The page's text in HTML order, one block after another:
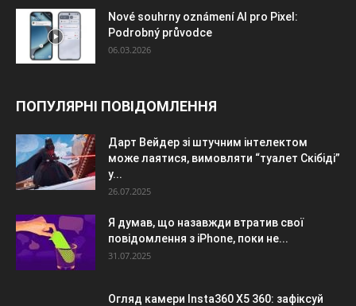
Nové souhrny oznámení AI pro Pixel:
Podrobný průvodce
06.03.2026
ПОПУЛЯРНІ ПОВІДОМЛЕННЯ
Дарт Вейдер зі штучним інтелектом
може лаятися, вимовляти “туалет Скібіді”
у...
26.07.2025
Я думав, що назавжди втратив свої
повідомлення з iPhone, поки не...
31.07.2025
Огляд камери Insta360 X5 360: зафіксуй